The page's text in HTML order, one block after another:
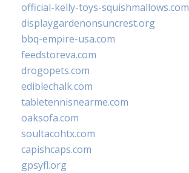
official-kelly-toys-squishmallows.com
displaygardenonsuncrest.org
bbq-empire-usa.com
feedstoreva.com
drogopets.com
ediblechalk.com
tabletennisnearme.com
oaksofa.com
soultacohtx.com
capishcaps.com
gpsyfl.org